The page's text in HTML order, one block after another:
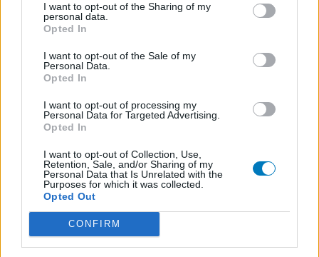
I want to opt-out of the Sharing of my
personal data.
Opted In
I want to opt-out of the Sale of my
Personal Data.
Opted In
I want to opt-out of processing my
Personal Data for Targeted Advertising.
Opted In
I want to opt-out of Collection, Use,
Retention, Sale, and/or Sharing of my
Personal Data that Is Unrelated with the
Purposes for which it was collected.
Opted Out
CONFIRM
13-01-2020 | Vrouw | 63
acamprosaat (333mg)
Effectiviteit
Hoeveelheid bijwerkingen
Niet DRY january maar Dry december 2019 en gestart met
Campral s morgens 2 tablettten en s avonds 1 tablet, de
middag sla ik meestal over, omdat ik ze s morgens pas
tegen de middag in neem, ik heb er veel baat bij en geen
zucht meer en ook geen probleem ermee, het bevalt me
uitstekend, ,want ik dronk stevig iedere dag minimaal 4